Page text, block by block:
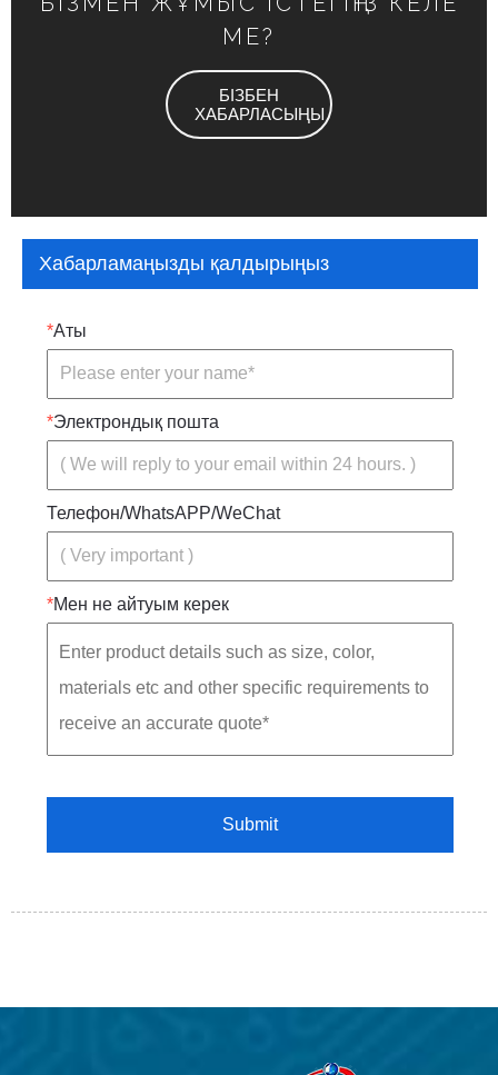
МЕ?
БІЗБЕН
ХАБАРЛАСЫҢЫ
Хабарламаңызды қалдырыңыз
*Аты
*Электрондық пошта
Телефон/WhatsAPP/WeChat
*Мен не айтуым керек